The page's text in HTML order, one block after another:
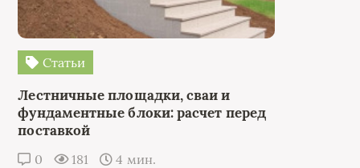
Статьи
Лестничные площадки, сваи и
фундаментные блоки: расчет перед
поставкой
0 181 4 мин.